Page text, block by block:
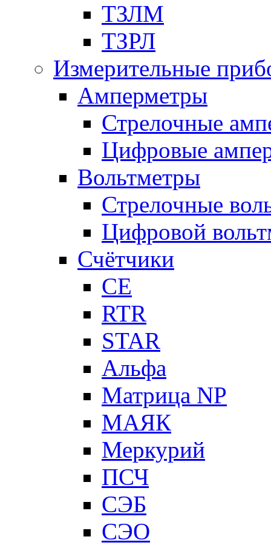
ТЗЛМ
ТЗРЛ
Измерительные
Амперметры
Стрелочные
Цифровые
Вольтметры
Стрелочные
Цифровой
Счётчики
CE
RTR
STAR
Альфа
Матрица NP
МАЯК
Меркурий
ПСЧ
СЭБ
СЭО